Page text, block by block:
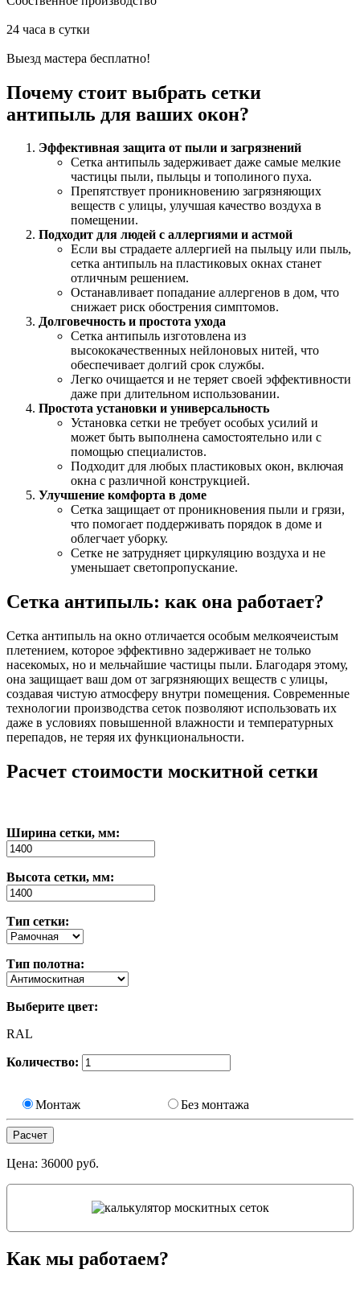
24 часа в сутки
Выезд мастера бесплатно!
Почему стоит выбрать сетки
антипыль для ваших окон?
Эффективная защита от пыли и загрязнений
Сетка антипыль задерживает даже самые мелкие
частицы пыли, пыльцы и тополиного пуха.
Препятствует проникновению загрязняющих
веществ с улицы, улучшая качество воздуха в
помещении.
Подходит для людей с аллергиями и астмой
Если вы страдаете аллергией на пыльцу или пыль,
сетка антипыль на пластиковых окнах станет
отличным решением.
Останавливает попадание аллергенов в дом, что
снижает риск обострения симптомов.
Долговечность и простота ухода
Сетка антипыль изготовлена из
высококачественных нейлоновых нитей, что
обеспечивает долгий срок службы.
Легко очищается и не теряет своей эффективности
даже при длительном использовании.
Простота установки и универсальность
Установка сетки не требует особых усилий и
может быть выполнена самостоятельно или с
помощью специалистов.
Подходит для любых пластиковых окон, включая
окна с различной конструкцией.
Улучшение комфорта в доме
Сетка защищает от проникновения пыли и грязи,
что помогает поддерживать порядок в доме и
облегчает уборку.
Сетке не затрудняет циркуляцию воздуха и не
уменьшает светопропускание.
Сетка антипыль: как она работает?
Сетка антипыль на окно отличается особым мелкоячеистым
плетением, которое эффективно задерживает не только
насекомых, но и мельчайшие частицы пыли. Благодаря этому,
она защищает ваш дом от загрязняющих веществ с улицы,
создавая чистую атмосферу внутри помещения. Современные
технологии производства сеток позволяют использовать их
даже в условиях повышенной влажности и температурных
перепадов, не теряя их функциональности.
Расчет стоимости москитной сетки
Ширина сетки, мм:
Высота сетки, мм:
Тип сетки:
Тип полотна:
Выберите цвет:
RAL
Количество:
Монтаж Без монтажа
Цена: 36000 руб.
Как мы работаем?